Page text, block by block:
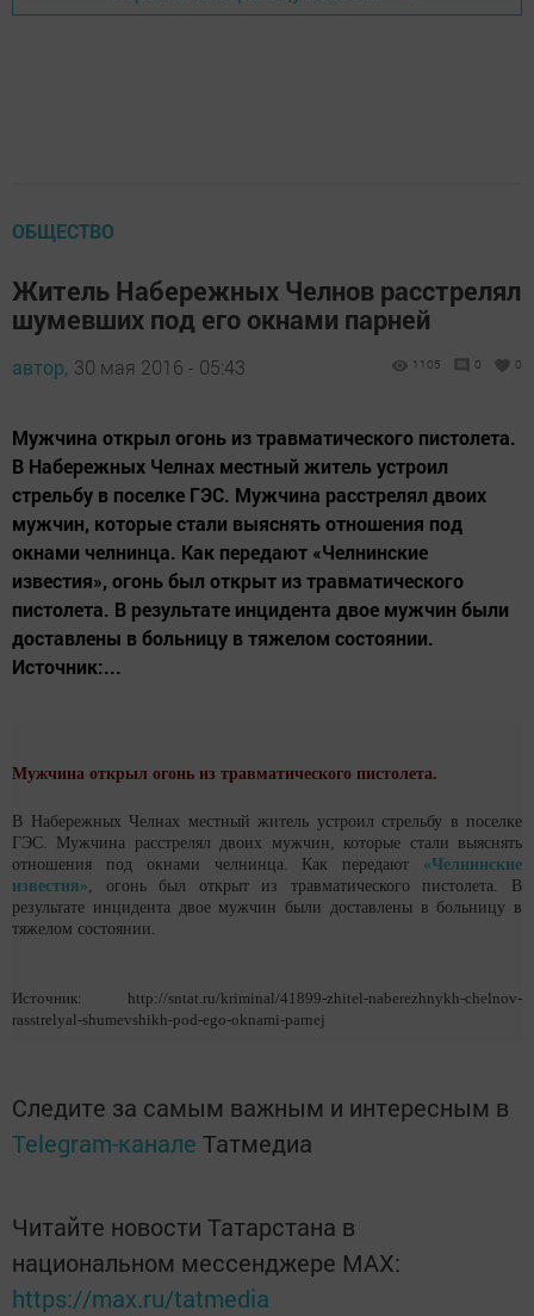
ОБЩЕСТВО
Житель Набережных Челнов расстрелял
шумевших под его окнами парней
автор, 30 мая 2016 - 05:43 1105 0 0
Мужчина открыл огонь из травматического пистолета.
В Набережных Челнах местный житель устроил
стрельбу в поселке ГЭС. Мужчина расстрелял двоих
мужчин, которые стали выяснять отношения под
окнами челнинца. Как передают «Челнинские
известия», огонь был открыт из травматического
пистолета. В результате инцидента двое мужчин были
доставлены в больницу в тяжелом состоянии.
Источник:...
Мужчина открыл огонь из травматического пистолета.
В Набережных Челнах местный житель устроил стрельбу в поселке
ГЭС. Мужчина расстрелял двоих мужчин, которые стали выяснять
отношения под окнами челнинца. Как передают «Челнинские
известия», огонь был открыт из травматического пистолета. В
результате инцидента двое мужчин были доставлены в больницу в
тяжелом состоянии.
Источник: http://sntat.ru/kriminal/41899-zhitel-naberezhnykh-chelnov-
rasstrelyal-shumevshikh-pod-ego-oknami-parnej
Следите за самым важным и интересным в
Telegram-канале Татмедиа
Читайте новости Татарстана в
национальном мессенджере MАХ:
https://max.ru/tatmedia